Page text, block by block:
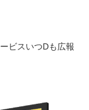
ビスいつDも広報